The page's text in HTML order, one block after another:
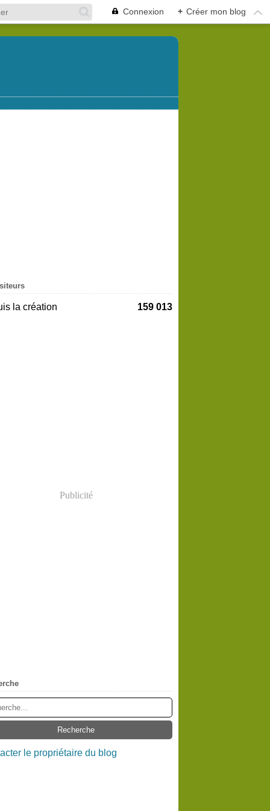
Connexion + Créer mon blog
la création 159 013
Publicité
le propriétaire du blog